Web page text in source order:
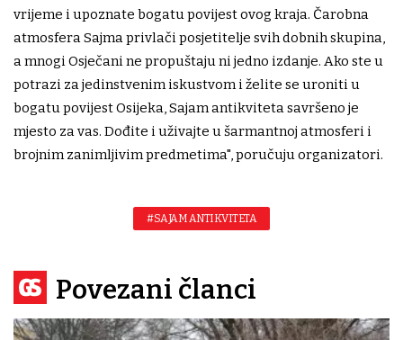
vrijeme i upoznate bogatu povijest ovog kraja. Čarobna
atmosfera Sajma privlači posjetitelje svih dobnih skupina,
a mnogi Osječani ne propuštaju ni jedno izdanje. Ako ste u
potrazi za jedinstvenim iskustvom i želite se uroniti u
bogatu povijest Osijeka, Sajam antikviteta savršeno je
mjesto za vas. Dođite i uživajte u šarmantnoj atmosferi i
brojnim zanimljivim predmetima", poručuju organizatori.
#SAJAM ANTIKVITETA
Povezani članci